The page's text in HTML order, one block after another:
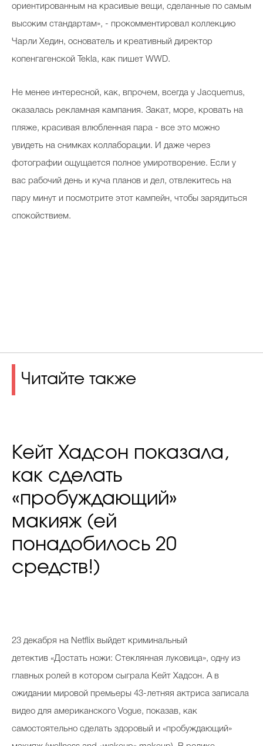
ориентированным на красивые вещи, сделанные по самым
высоким стандартам», - прокомментировал коллекцию
Чарли Хедин, основатель и креативный директор
копенгагенской Tekla, как пишет WWD.
Не менее интересной, как, впрочем, всегда у Jacquemus,
оказалась рекламная кампания. Закат, море, кровать на
пляже, красивая влюбленная пара - все это можно
увидеть на снимках коллаборации. И даже через
фотографии ощущается полное умиротворение. Если у
вас рабочий день и куча планов и дел, отвлекитесь на
пару минут и посмотрите этот кампейн, чтобы зарядиться
спокойствием.
Читайте также
Кейт Хадсон показала,
как сделать
«пробуждающий»
макияж (ей
понадобилось 20
средств!)
23 декабря на Netflix выйдет криминальный
детектив «Достать ножи: Стеклянная луковица», одну из
главных ролей в котором сыграла Кейт Хадсон. А в
ожидании мировой премьеры 43-летняя актриса записала
видео для американского Vogue, показав, как
самостоятельно сделать здоровый и «пробуждающий»